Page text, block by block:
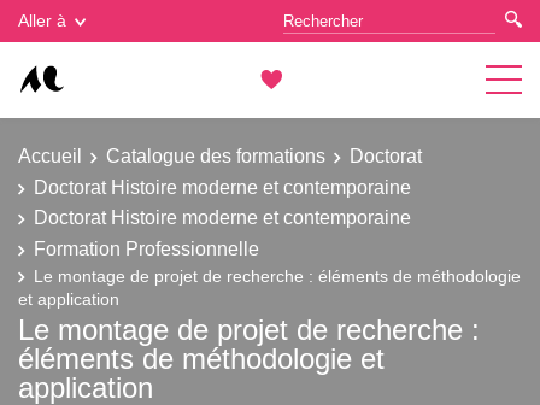
Aller à
Accueil Catalogue des formations
Doctorat
Doctorat Histoire moderne et contemporaine
Doctorat Histoire moderne et contemporaine
Formation Professionnelle
Le montage de projet de recherche : éléments de méthodologie
et application
Le montage de projet de recherche :
éléments de méthodologie et
application
Gestion des cookies